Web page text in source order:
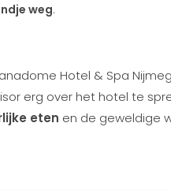
weg.
Hotel & Spa
erg over het hotel te
eten en de geweldige